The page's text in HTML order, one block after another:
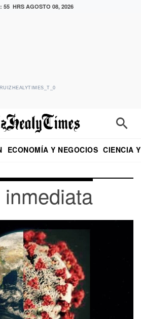
55 HRS AGOSTO 08, 2026
RUIZHEALYTIMES_T_0
ECONOMÍA Y NEGOCIOS CIENCIA
inmediata